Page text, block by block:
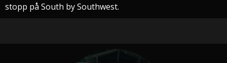
stopp på South by Southwest.